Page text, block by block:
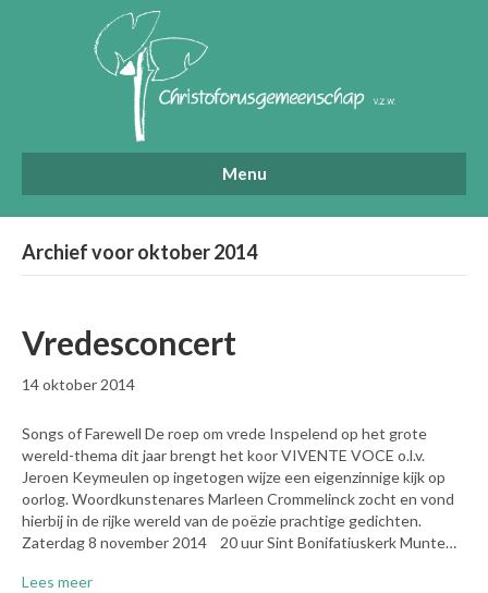
Menu
Archief voor oktober 2014
Vredesconcert
14 oktober 2014
Songs of Farewell De roep om vrede Inspelend op het grote
wereld-thema dit jaar brengt het koor VIVENTE VOCE o.l.v.
Jeroen Keymeulen op ingetogen wijze een eigenzinnige kijk op
oorlog. Woordkunstenares Marleen Crommelinck zocht en vond
hierbij in de rijke wereld van de poëzie prachtige gedichten.
Zaterdag 8 november 2014 20 uur Sint Bonifatiuskerk Munte…
Lees meer